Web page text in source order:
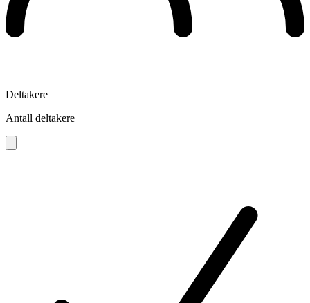
Deltakere
Antall deltakere